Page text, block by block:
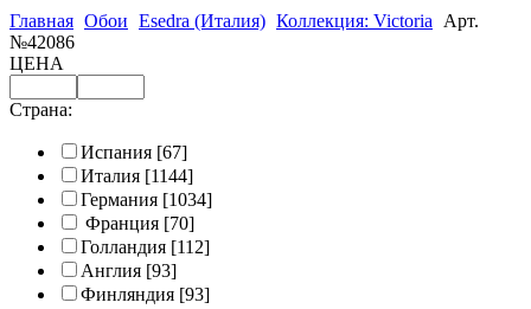
Главная Обои Esedra (Италия) Коллекция: Victoria
Арт.
№42086
ЦЕНА
Страна:
Испания [67]
Италия [1144]
Германия [1034]
Франция [70]
Голландия [112]
Англия [93]
Финляндия [93]